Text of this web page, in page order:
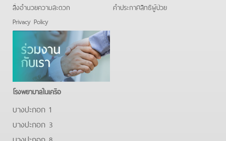
สิ่งอำนวยความสะดวก
Privacy Policy
คําประกาศสิทธิผู้ป่วย
โรงพยาบาลในเครือ
บางปะกอก 1
บางปะกอก 3